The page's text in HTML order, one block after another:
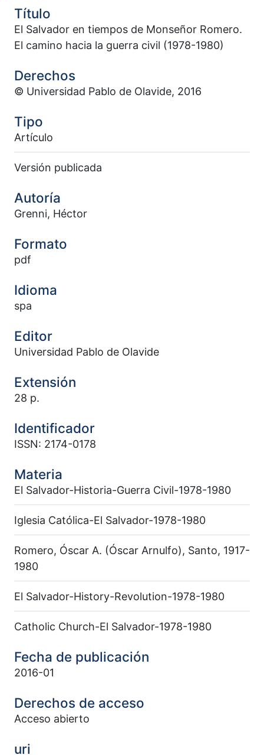
Título
El Salvador en tiempos de Monseñor Romero.
El camino hacia la guerra civil (1978-1980)
Derechos
© Universidad Pablo de Olavide, 2016
Tipo
Artículo
Versión publicada
Autoría
Grenni, Héctor
Formato
pdf
Idioma
spa
Editor
Universidad Pablo de Olavide
Extensión
28 p.
Identificador
ISSN: 2174-0178
Materia
El Salvador-Historia-Guerra Civil-1978-1980
Iglesia Católica-El Salvador-1978-1980
Romero, Óscar A. (Óscar Arnulfo), Santo, 1917-
1980
El Salvador-History-Revolution-1978-1980
Catholic Church-El Salvador-1978-1980
Fecha de publicación
2016-01
Derechos de acceso
Acceso abierto
uri